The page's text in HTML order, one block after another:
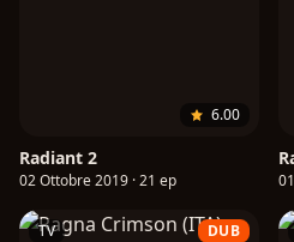
6.00
Radiant 2
02 Ottobre 2019 · 21 ep
TV DUB